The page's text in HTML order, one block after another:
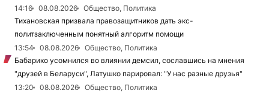
14:16
08.08.2026
Общество, Политика
Тихановская призвала правозащитников дать экс-
политзаключенным понятный алгоритм помощи
13:54
08.08.2026
Общество, Политика
Бабарико усомнился во влиянии демсил, сославшись на мнения
"друзей в Беларуси", Латушко парировал: "У нас разные друзья"
13:20
08.08.2026
Общество, Политика